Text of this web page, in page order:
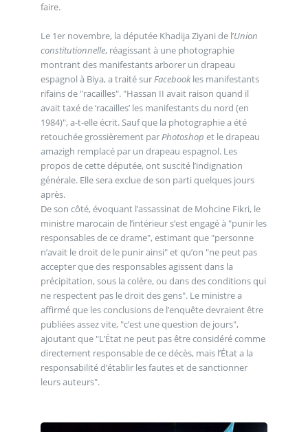
faire.
Le 1er novembre, la députée Khadija Ziyani de l’Union
constitutionnelle, réagissant à une photographie
montrant des manifestants arborer un drapeau
espagnol à Biya, a traité surFacebookles manifestants
rifains de "racailles". "Hassan II avait raison quand il
avait taxé de ‘racailles’ les manifestants du nord (en
1984)", a-t-elle écrit. Sauf que la photographie a été
retouchée grossièrement parPhotoshop et le drapeau
amazigh remplacé par un drapeau espagnol. Les
propos de cette députée, ont suscité l’indignation
générale. Elle sera exclue de son parti quelques jours
après.
De son côté, évoquant l’assassinat de Mohcine Fikri, le
ministre marocain de l’intérieur s’est engagé à "punir les
responsables de ce drame", estimant que "personne
n’avait le droit de le punir ainsi" et qu’on "ne peut pas
accepter que des responsables agissent dans la
précipitation, sous la colère, ou dans des conditions qui
ne respectent pas le droit des gens". Le ministre a
affirmé que les conclusions de l’enquête devraient être
publiées assez vite, "c’est une question de jours",
ajoutant que "L’État ne peut pas être considéré comme
directement responsable de ce décès, mais l’État a la
responsabilité d’établir les fautes et de sanctionner
leurs auteurs".